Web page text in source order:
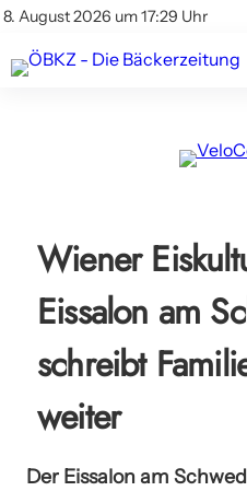
8. August 2026 um 17:29 Uhr
Impressum & Offenlegung
Am Wort
Genuss & Trends
Wiener
Eissalon am
schreibt
weiter
Der Eissalon am